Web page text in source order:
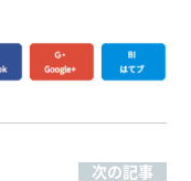
次の記事